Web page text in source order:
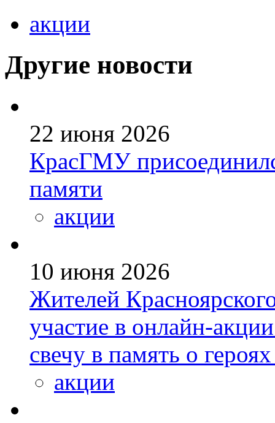
акции
Другие новости
22 июня 2026
КрасГМУ
памяти
акции
10 июня 2026
Жителей
участие в онлайн-
свечу в память о
акции